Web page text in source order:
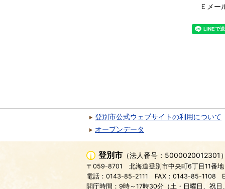
Ｅメ
登別市公式ウェブサイトの利用について
オープンデータ
登別市 （法人番号：5000020012301
〒059-8701
北海道登別市中央町6丁目11番地
電話：0143-85-2111
FAX：0143-85-1108
開庁時間：9時～17時30分（土・日曜日、祝